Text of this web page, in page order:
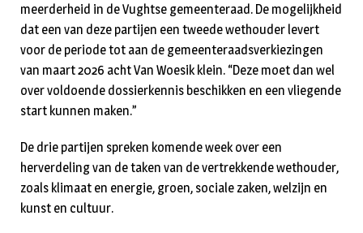
meerderheid in de Vughtse gemeenteraad. De mogelijkheid
dat een van deze partijen een tweede wethouder levert
voor de periode tot aan de gemeenteraadsverkiezingen
van maart 2026 acht Van Woesik klein. “Deze moet dan wel
over voldoende dossierkennis beschikken en een vliegende
start kunnen maken.”
De drie partijen spreken komende week over een
herverdeling van de taken van de vertrekkende wethouder,
zoals klimaat en energie, groen, sociale zaken, welzijn en
kunst en cultuur.